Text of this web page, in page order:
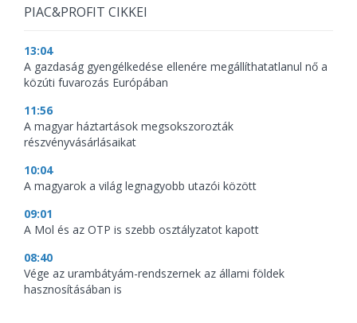
PIAC&PROFIT CIKKEI
13:04
A gazdaság gyengélkedése ellenére megállíthatatlanul nő a
közúti fuvarozás Európában
11:56
A magyar háztartások megsokszorozták
részvényvásárlásaikat
10:04
A magyarok a világ legnagyobb utazói között
09:01
A Mol és az OTP is szebb osztályzatot kapott
08:40
Vége az urambátyám-rendszernek az állami földek
hasznosításában is